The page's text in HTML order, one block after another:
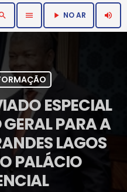
menu play_arrow NO AR volume_up
ESPECIAL
PARA A
LAGOS
PALÁCIO